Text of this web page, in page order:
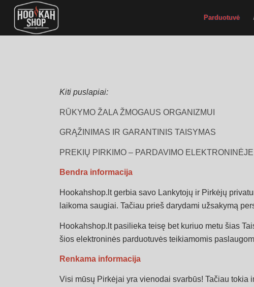
Parduotuvė
Kiti puslapiai:
RŪKYMO ŽALA ŽMOGAUS ORGANIZMUI
GRĄŽINIMAS IR GARANTINIS TAISYMAS
PREKIŲ PIRKIMO – PARDAVIMO
Bendra informacija
Hookahshop.lt gerbia savo Lankytojų ir Pirkėjų
laikoma saugiai. Tačiau prieš darydami užsakymą
Hookahshop.lt pasilieka teisę bet kuriuo metu šias
šios elektroninės parduotuvės teikiamomis
Renkama informacija
Visi mūsų Pirkėjai yra vienodai svarbūs! Tačiau tokia